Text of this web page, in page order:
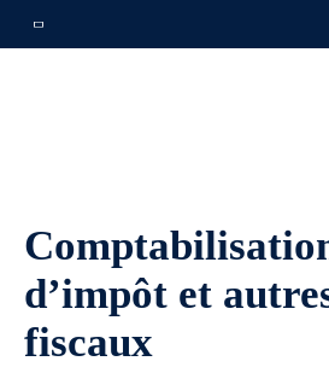
d’impôt et
fiscaux